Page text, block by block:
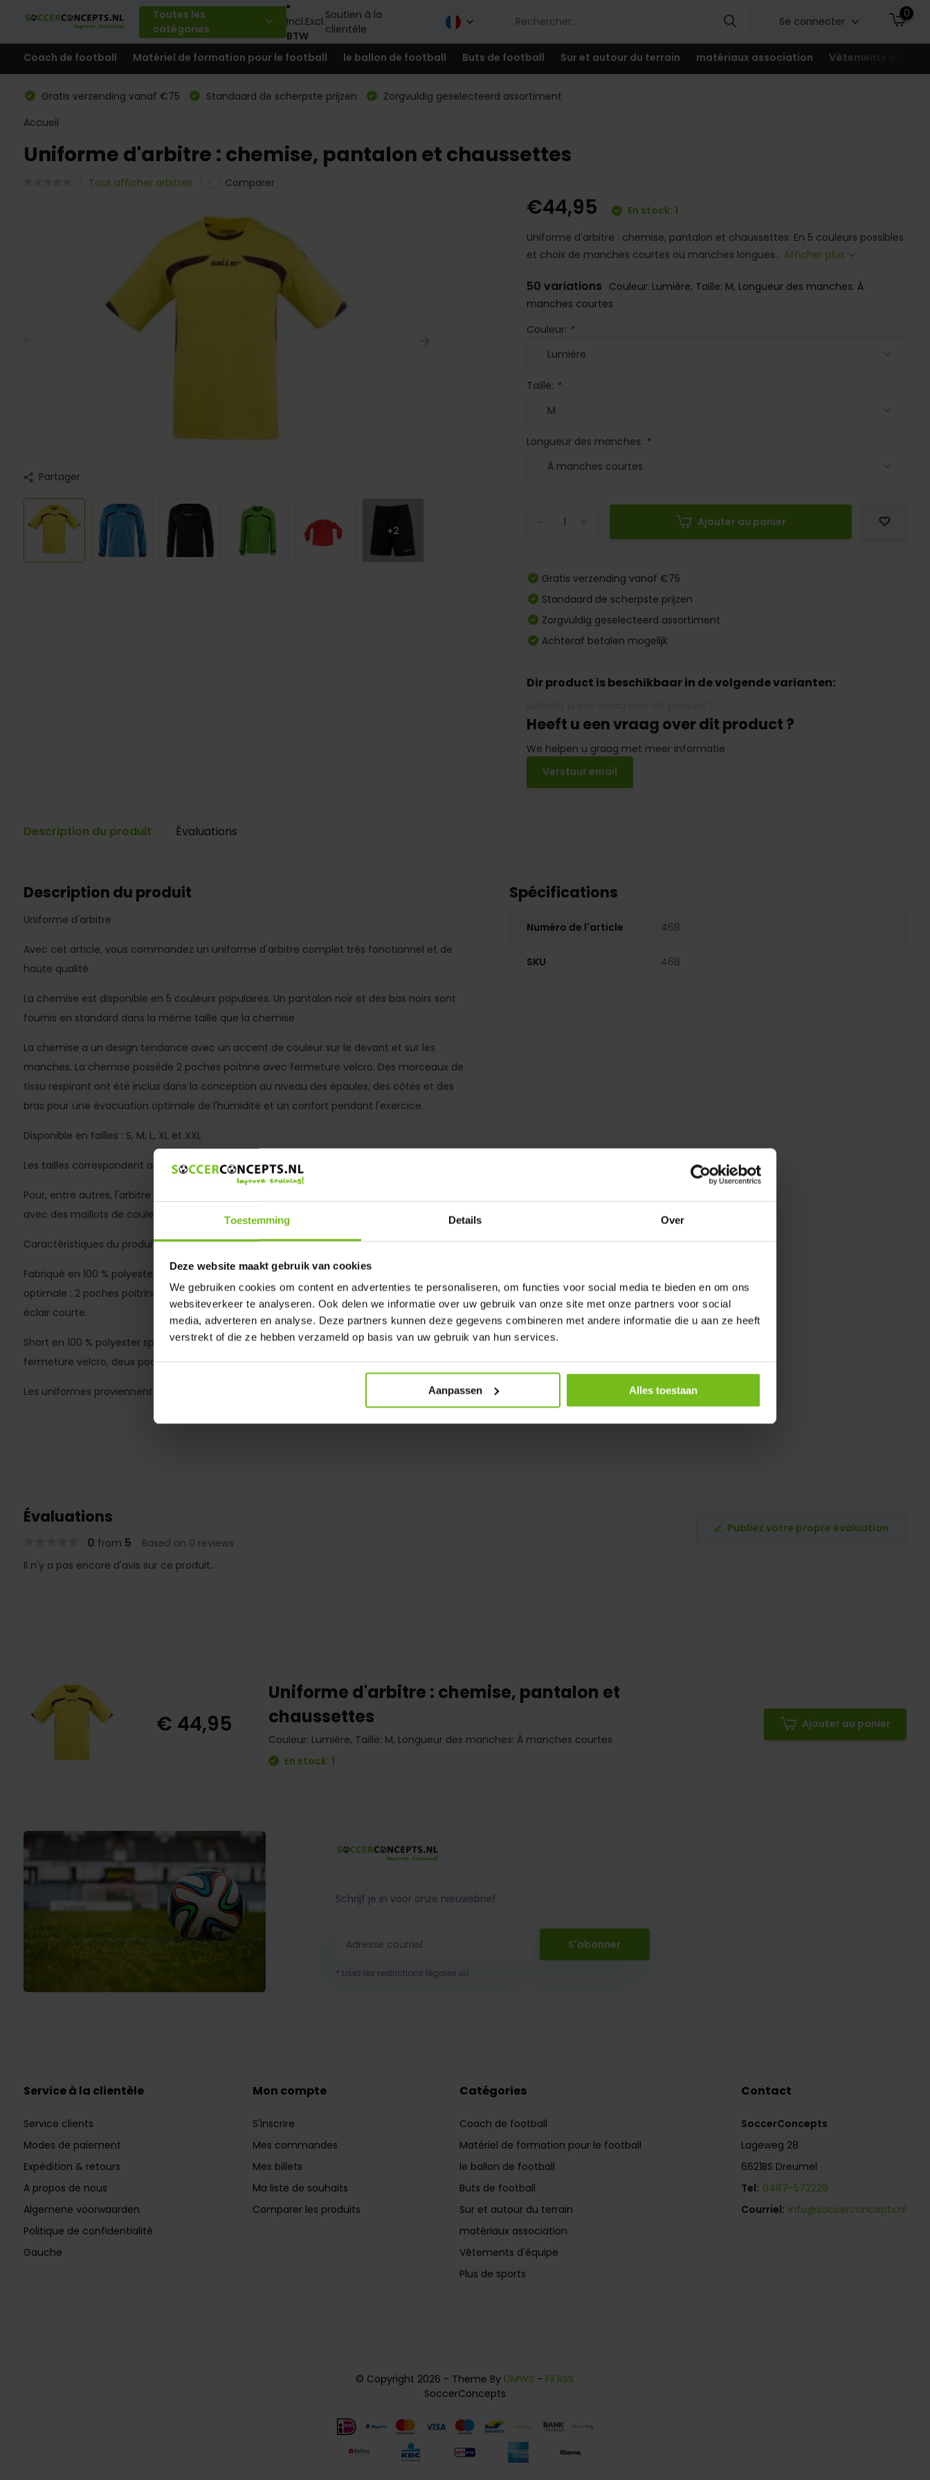
Toestemming Details Over
Deze website maakt gebruik van cookies
We gebruiken cookies om content en advertenties te personaliseren, om functies voor social media te bieden en om ons
websiteverkeer te analyseren. Ook delen we informatie over uw gebruik van onze site met onze partners voor social
media, adverteren en analyse. Deze partners kunnen deze gegevens combineren met andere informatie die u aan ze heeft
verstrekt of die ze hebben verzameld op basis van uw gebruik van hun services.
Aanpassen Alles toestaan
Toutes les
catégories
Incl.Excl.
BTW
Soutien à la
clientèle
Se connecter
0
Coach de football Matériel de formation pour le football le ballon de football Buts de football Sur et autour du terrain matériaux association Vêtements
Gratis verzending vanaf €75 Standaard de scherpste prijzen
Zorgvuldig geselecteerd assortiment
Accueil
Uniforme d'arbitre : chemise, pantalon et chaussettes
Tout afficher arbitres Comparer
Partager
+2
€44,95
En stock: 1
Uniforme d'arbitre : chemise, pantalon et chaussettes. En 5 couleurs possibles
et choix de manches courtes ou manches longues... Afficher plus
50 variations Couleur: Lumière, Taille: M, Longueur des manches: À
manches courtes
Couleur: *
Taille: *
Longueur des manches: *
Ajouter au panier
Gratis verzending vanaf €75
Standaard de scherpste prijzen
Zorgvuldig geselecteerd assortiment
Achteraf betalen mogelijk
Dir product is beschikbaar in de volgende varianten:
Heeft u een vraag over dit product ?
We helpen u graag met meer informatie
Verstuur email
Description du produit Évaluations
Description du produit
Uniforme d'arbitre
Avec cet article, vous commandez un uniforme d'arbitre complet très fonctionnel et de
haute qualité.
La chemise est disponible en 5 couleurs populaires. Un pantalon noir et des bas noirs sont
fournis en standard dans la même taille que la chemise
La chemise a un design tendance avec un accent de couleur sur le devant et sur les
manches. La chemise possède 2 poches poitrine avec fermeture velcro. Des morceaux de
tissu respirant ont été inclus dans la conception au niveau des épaules, des côtés et des
bras pour une évacuation optimale de l'humidité et un confort pendant l'exercice.
Disponible en tailles : S, M, L, XL et XXL
Les tailles correspondent aux tailles normales de t-shirt
Pour, entre autres, l'arbitre ambitieux qui ne veut pas être surpris si une association joue
avec des maillots de couleur (réserve) inattendus.
Caractéristiques du produit :
Fabriqué en 100 % polyester sportif ; inserts en mesh sur le côté pour une circulation d'air
optimale ; 2 poches poitrine avec fermeture velcro. Col de haute qualité et fermeture
éclair courte.
Short en 100 % polyester sportif avec détails fonctionnels : poche de pantalon avec
fermeture velcro, deux poches avant fendues et slip intérieur.
Les uniformes proviennent de notre marque maison Saller
Spécifications
Numéro de l'article 468
SKU 468
Évaluations
0 from 5 Based on 0 reviews
Publiez votre propre évaluation
Il n'y a pas encore d'avis sur ce produit..
€ 44,95
Uniforme d'arbitre : chemise, pantalon et
chaussettes
Couleur: Lumière, Taille: M, Longueur des manches: À manches courtes
En stock: 1
Ajouter au panier
Schrijf je in voor onze nieuwsbrief
S'abonner
* Lisez les restrictions légales ici
Service à la clientèle
Service clients
Modes de paiement
Expédition & retours
A propos de nous
Algemene voorwaarden
Politique de confidentialité
Gauche
Mon compte
S'inscrire
Mes commandes
Mes billets
Ma liste de souhaits
Comparer les produits
Catégories
Coach de football
Matériel de formation pour le football
le ballon de football
Buts de football
Sur et autour du terrain
matériaux association
Vêtements d'équipe
Plus de sports
Contact
SoccerConcepts
Lageweg 28
6621BS Dreumel
Tel: 0487-572229
Courriel: info@soccerconcepts.nl
© Copyright 2026 - Theme By DMWS - Fil RSS
SoccerConcepts